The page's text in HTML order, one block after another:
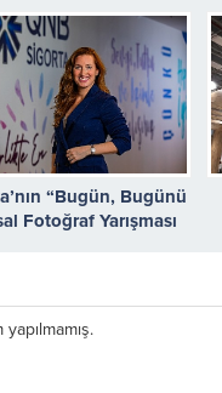
“Bugün, Bugünü
Fotoğraf Yarışması